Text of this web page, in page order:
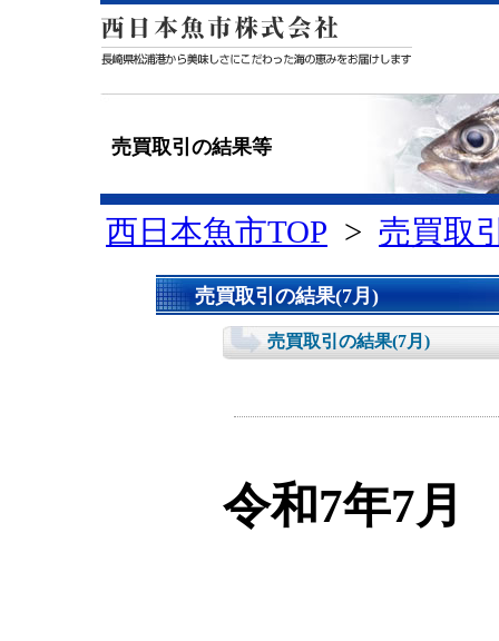
売買取引の結果等
西日本魚市TOP > 売買取
売買取引の結果(7月)
売買取引の結果(7月)
令和7年7月